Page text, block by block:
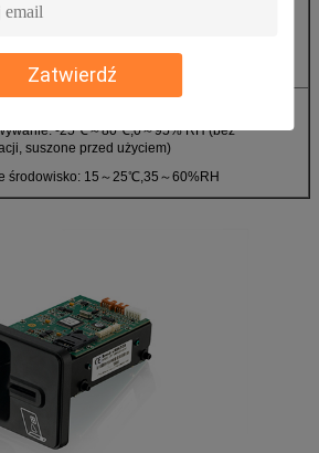
Zatwierdź
przewoźnikiem karty IC i
zatrzaskowy: 500 000 razy Min
℃ -50 ℃, 0 ~ 90% RH (bez kondensacji)
-25℃～80℃,0～95% RH (bez
suszone przed użyciem)
środowisko: 15～25℃,35～60%RH